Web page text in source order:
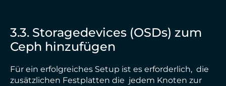
3.3. Storagedevices (OSDs) zum
Ceph hinzufügen
Für ein erfolgreiches Setup ist es erforderlich, die
zusätzlichen Festplatten die jedem Knoten zur